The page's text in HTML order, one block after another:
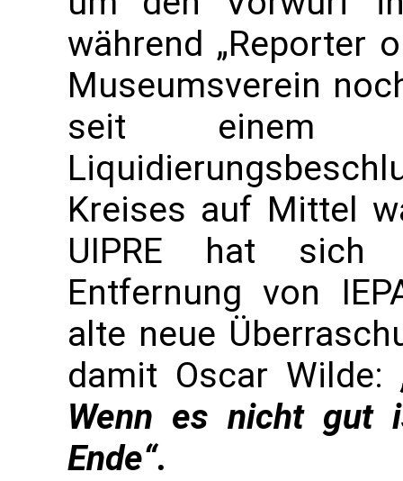
während „Reporter
Museumsverein
seit einem
Kreises auf Mittel
UIPRE hat sich
Entfernung von
alte neue
damit Oscar Wilde:
Wenn es nicht gut
Ende“.